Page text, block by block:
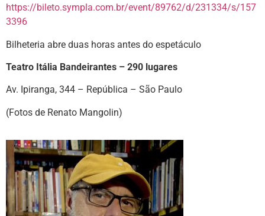
https://bileto.sympla.com.br/event/89762/d/231334/s/157
3396
Bilheteria abre duas horas antes do espetáculo
Teatro Itália Bandeirantes – 290 lugares
Av. Ipiranga, 344 – República – São Paulo
(Fotos de Renato Mangolin)